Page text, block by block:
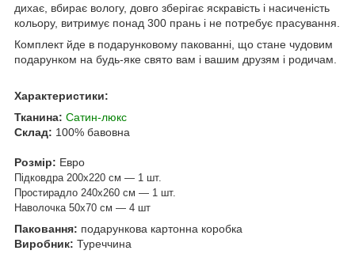
дихає, вбирає вологу, довго зберігає яскравість і насиченість
кольору, витримує понад 300 прань і не потребує прасування.
Комплект йде в подарунковому пакованні, що стане чудовим
подарунком на будь-яке свято вам і вашим друзям і родичам.
Характеристики:
Тканина: Сатин-люкс
Склад: 100% бавовна
Розмір: Евро
Підковдра 200х220 см — 1 шт.
Простирадло 240х260 см — 1 шт.
Наволочка 50х70 см — 4 шт
Паковання: подарункова картонна коробка
Виробник: Туреччина